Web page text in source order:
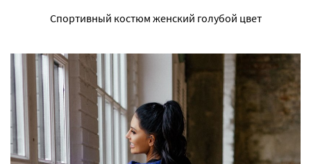
Спортивный костюм женский голубой цвет